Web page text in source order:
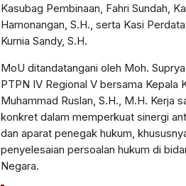
Kasubag Pembinaan, Fahri Sundah,
Hamonangan, S.H., serta Kasi
Kurnia Sandy, S.H.
MoU ditandatangani oleh Moh.
PTPN IV Regional V bersama Kepala
Muhammad Ruslan, S.H., M.H. Kerja
konkret dalam memperkuat sinergi
dan aparat penegak hukum,
penyelesaian persoalan hukum di
Negara.